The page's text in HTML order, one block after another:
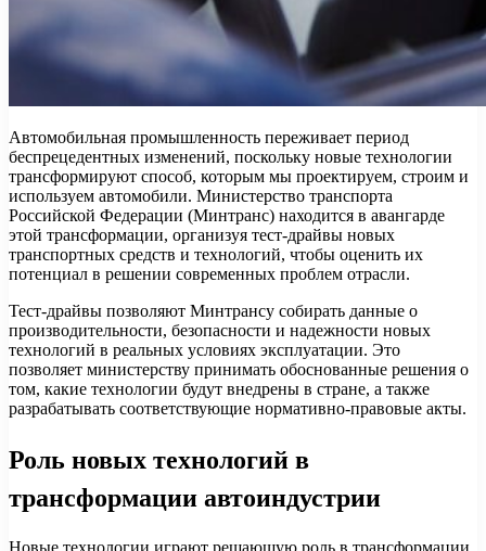
Автомобильная промышленность переживает период
беспрецедентных изменений, поскольку новые технологии
трансформируют способ, которым мы проектируем, строим и
используем автомобили. Министерство транспорта
Российской Федерации (Минтранс) находится в авангарде
этой трансформации, организуя тест-драйвы новых
транспортных средств и технологий, чтобы оценить их
потенциал в решении современных проблем отрасли.
Тест-драйвы позволяют Минтрансу собирать данные о
производительности, безопасности и надежности новых
технологий в реальных условиях эксплуатации. Это
позволяет министерству принимать обоснованные решения о
том, какие технологии будут внедрены в стране, а также
разрабатывать соответствующие нормативно-правовые акты.
Роль новых технологий в
трансформации автоиндустрии
Новые технологии играют решающую роль в трансформации